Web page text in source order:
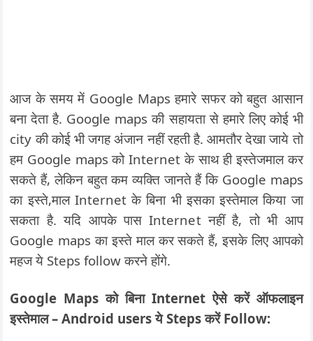
आज के समय में Google Maps हमारे सफर को बहुत आसान
बना देता है. Google maps की सहायता से हमारे लिए कोई भी
city की कोई भी जगह अंजान नहीं रहती है. आमतौर देखा जाये तो
हम Google maps को Internet के साथ ही इस्तेजमाल कर
सकते हैं, लेकिन बहुत कम व्यक्ति जानते हैं कि Google maps
का इस्ते,माल Internet के बिना भी इसका इस्तेमाल किया जा
सकता है. यदि आपके पास Internet नहीं है, तो भी आप
Google maps का इस्ते माल कर सकते हैं, इसके लिए आपको
महज ये Steps follow करने होंगे.
Google Maps को बिना Internet ऐसे करें ऑफलाइन
इस्तेमाल – Android users ये Steps करें Follow: